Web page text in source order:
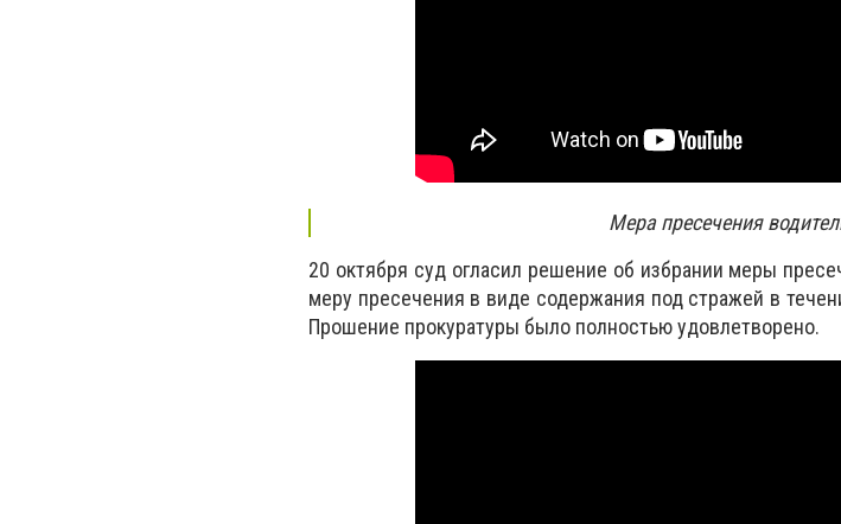
Мера пресечения
20 октября суд огласил решение об избрании меры
меру пресечения в виде содержания под стражей в
Прошение прокуратуры было полностью удовлетворено.